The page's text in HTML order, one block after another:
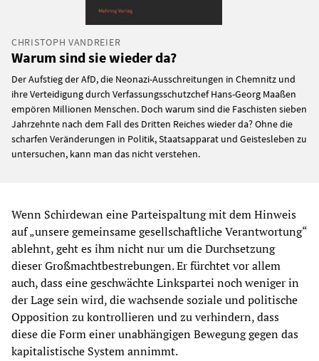
CHRISTOPH VANDREIER
Warum sind sie wieder da?
Der Aufstieg der AfD, die Neonazi-Ausschreitungen in Chemnitz und
ihre Verteidigung durch Verfassungsschutzchef Hans-Georg Maaßen
empören Millionen Menschen. Doch warum sind die Faschisten sieben
Jahrzehnte nach dem Fall des Dritten Reiches wieder da? Ohne die
scharfen Veränderungen in Politik, Staatsapparat und Geistesleben zu
untersuchen, kann man das nicht verstehen.
Wenn Schirdewan eine Parteispaltung mit dem Hinweis
auf „unsere gemeinsame gesellschaftliche Verantwortung“
ablehnt, geht es ihm nicht nur um die Durchsetzung
dieser Großmachtbestrebungen. Er fürchtet vor allem
auch, dass eine geschwächte Linkspartei noch weniger in
der Lage sein wird, die wachsende soziale und politische
Opposition zu kontrollieren und zu verhindern, dass
diese die Form einer unabhängigen Bewegung gegen das
kapitalistische System annimmt.